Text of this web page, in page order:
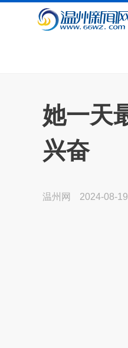
她一天
兴奋
温州网 2024-08-